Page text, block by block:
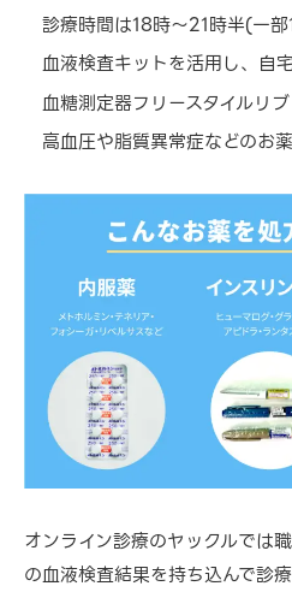
診療時間は18時～21時半(一
血液検査キットを活用し、自
血糖測定器フリースタイルリ
高血圧や脂質異常症などのお
オンライン診療のヤックルでは
の血液検査結果を持ち込んで診